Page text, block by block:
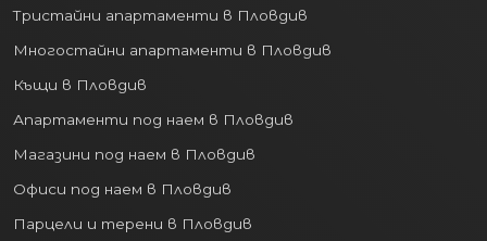
морския курорт:
Природни дадености:Красиви
плажове, обширна Морска градина за
разходки и отдих, чист въздух.
музеи, галерии, целогодишни
фестивали и събития.
Образование и Здравеопазване:
Тристайни апартаменти в Пловдив
Многостайни апартаменти в Пловдив
Къщи в Пловдив
Апартаменти под наем в Пловдив
Магазини под наем в Пловдив
Офиси под наем в Пловдив
Парцели и терени в Пловдив